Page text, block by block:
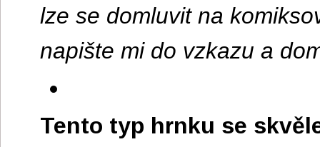
lze se domluvit na
napište mi do vzkazu a
Tento typ hrnku se